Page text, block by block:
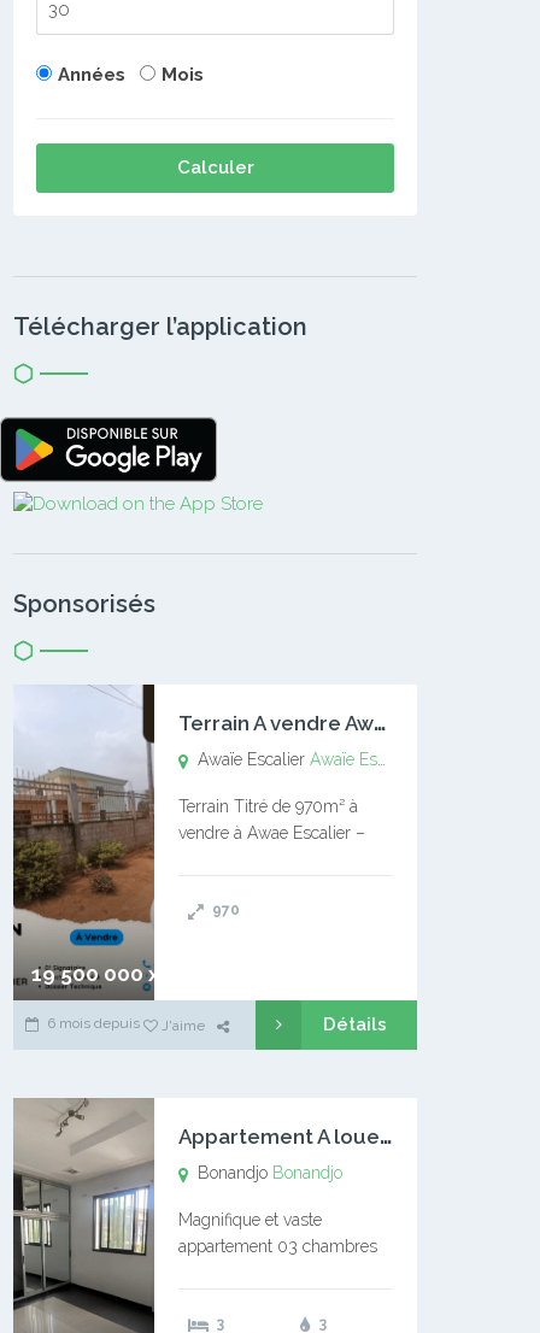
Années Mois
Calculer
Télécharger l’application
Sponsorisés
19 500 000 xaf
T
errain A vendre Awaïe Escalier
Awaïe EscalierAwaïe Escalier
Terrain Titré de 970m² à
vendre à Awae Escalier –
l’Université Catholique –
970
6 mois depuis J'aime Détails
A
ppartement A louer Bonandjo
Bonandjo Bonandjo
Magnifique et vaste
appartement 03 chambres
douches 01 vaste salon 01
3
3